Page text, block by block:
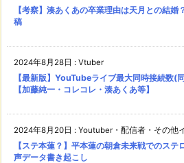
【考察】湊あくあの卒業理由は天月との結
稿
2024年8月28日 : Vtuber
【最新版】YouTubeライブ最大同時接続数(
【加藤純一・コレコレ・湊あくあ等】
2024年8月20日 : Youtuber・配信者・その他
【ステ本蓮？】平本蓮の朝倉未来戦でのス
声データ書き起こし